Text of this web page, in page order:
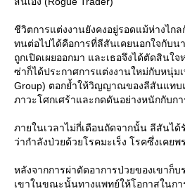
ชีวิตการแต่งงานยังคงอยู่รอดแม้ห่างไก
ทนต่อไปได้คือการที่ลีสันเคยนอกใจกับน
ถูกเปิดเผยออกมา และเธอจึงได้ตัดสินใ
ซ่าก็ได้ประกาศการแต่งงานใหม่กับหนุ่ม
Group) ตอกย้ำให้วิญญาณของลีสันแทบ
ภาวะโศกเศร้าและกดดันอย่างหนักกับก
ภายในเวลาไม่กี่เดือนถัดจากนั้น ลีสันไ
ว่ากำลังป่วยด้วยโรคมะเร็ง โรคซึ่งเคย
หลังจากการผ่าตัดอาการป่วยของเขาก็บ
เขาในขณะนั้นทางแพทย์ให้โอกาสในกา